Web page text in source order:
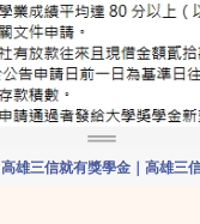
高雄三信就有獎學金｜高雄三